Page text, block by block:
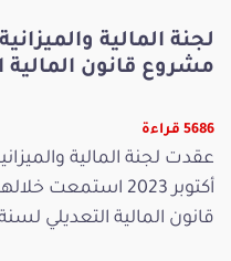
لجنة المالية
مشروع قانون المالية
5686 قراءة
أكتوبر 2023
قانون المالية التعديلي لسنة 2023. وفي بداية